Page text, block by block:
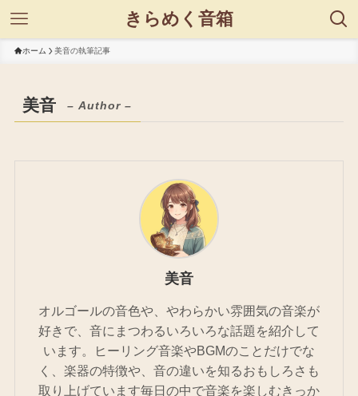
きらめく音箱
ホーム 美音の執筆記事
美音 – Author –
美音
オルゴールの音色や、やわらかい雰囲気の音楽が
好きで、音にまつわるいろいろな話題を紹介して
います。ヒーリング音楽やBGMのことだけでな
く、楽器の特徴や、音の違いを知るおもしろさも
取り上げています毎日の中で音楽を楽しむきっか